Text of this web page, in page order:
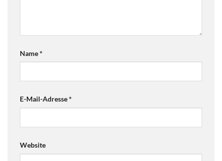
Name*
E-Mail-Adresse*
Website